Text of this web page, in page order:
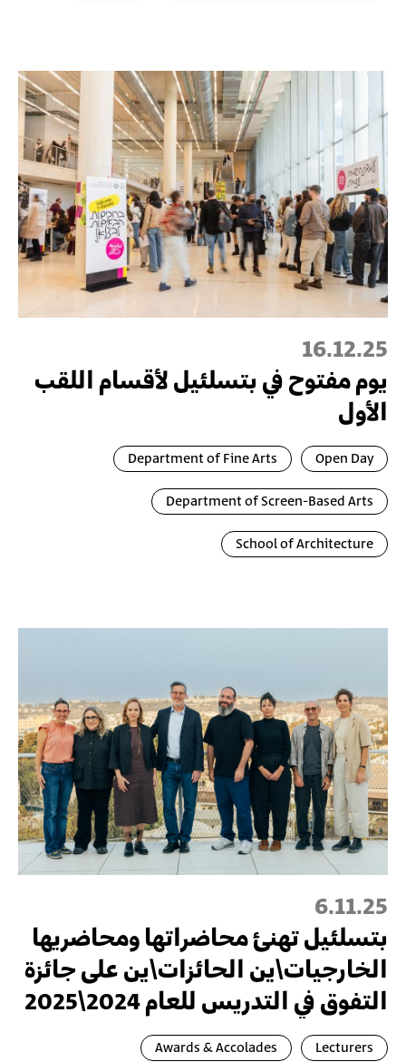
16.12.25
يوم مفتوح في بتسلئيل لأقسام اللقب
الأول
Open Day
Department of Fine Arts
Department of Screen-Based Arts
School of Architecture
6.11.25
بتسلئيل تهنئ محاضراتها ومحاضريها
الخارجيات\ين الحائزات\ين على جائزة
التفوق في التدريس للعام 2024\2025
Lecturers
Awards & Accolades